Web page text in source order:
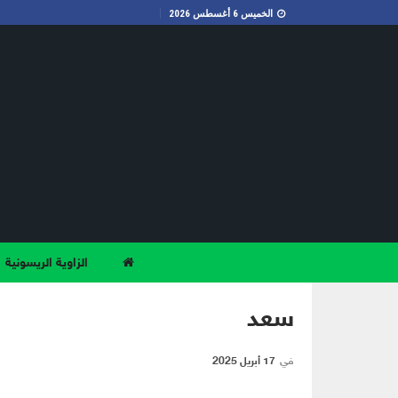
الخميس 6 أغسطس 2026
الزاوية الريسونية
سعد
في 17 أبريل 2025